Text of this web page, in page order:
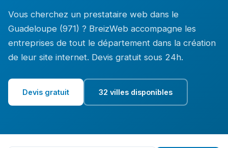
Vous cherchez un prestataire web dans le
Guadeloupe (971) ? BreizWeb accompagne les
entreprises de tout le département dans la création
de leur site internet. Devis gratuit sous 24h.
Devis gratuit 32 villes disponibles